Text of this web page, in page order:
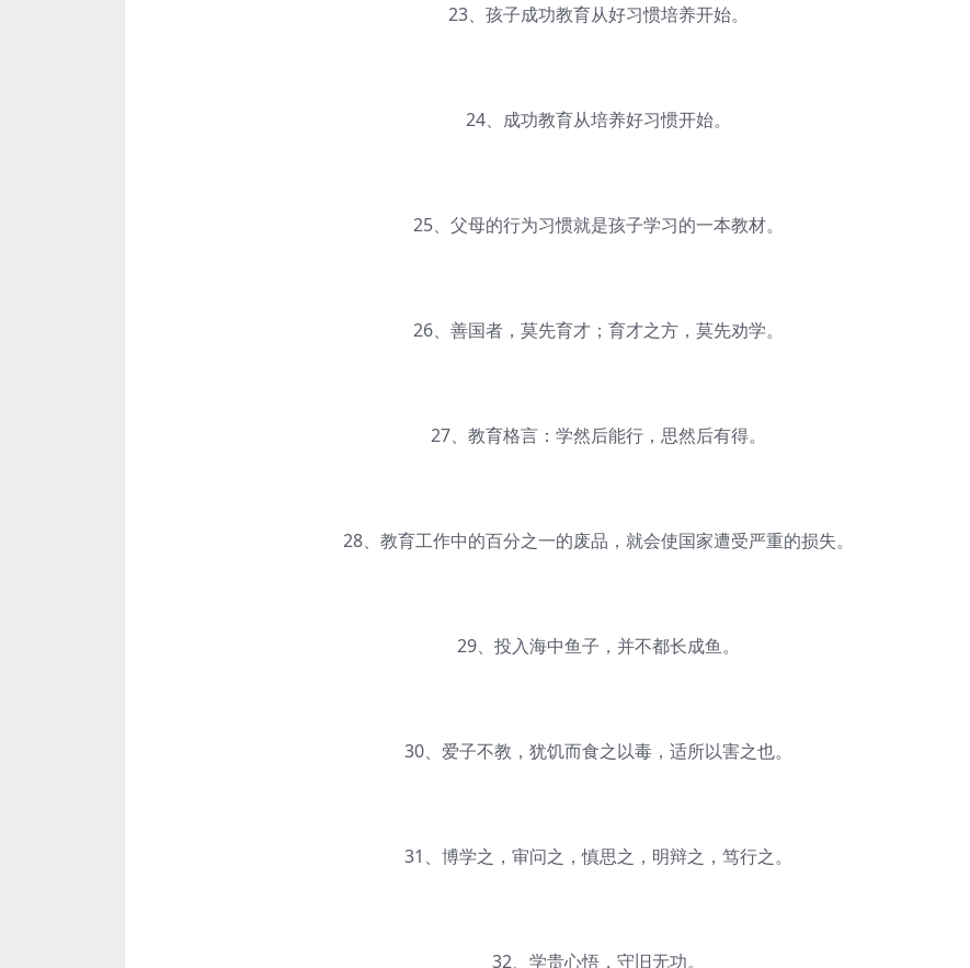
23、孩子成功教育从好习惯培养开始。
24、成功教育从培养好习惯开始。
25、父母的行为习惯就是孩子学习的一本教材。
26、善国者，莫先育才；育才之方，莫先劝学。
27、教育格言：学然后能行，思然后有得。
28、教育工作中的百分之一的废品，就会使国家遭受严重的损失。
29、投入海中鱼子，并不都长成鱼。
30、爱子不教，犹饥而食之以毒，适所以害之也。
31、博学之，审问之，慎思之，明辩之，笃行之。
32、学贵心悟，守旧无功。